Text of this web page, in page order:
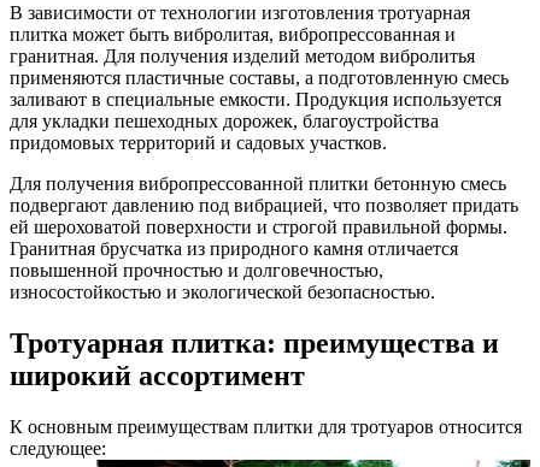
В зависимости от технологии изготовления тротуарная
плитка может быть вибролитая, вибропрессованная и
гранитная. Для получения изделий методом вибролитья
применяются пластичные составы, а подготовленную смесь
заливают в специальные емкости. Продукция используется
для укладки пешеходных дорожек, благоустройства
придомовых территорий и садовых участков.
Для получения вибропрессованной плитки бетонную смесь
подвергают давлению под вибрацией, что позволяет придать
ей шероховатой поверхности и строгой правильной формы.
Гранитная брусчатка из природного камня отличается
повышенной прочностью и долговечностью,
износостойкостью и экологической безопасностью.
Тротуарная плитка: преимущества и
широкий ассортимент
К основным преимуществам плитки для тротуаров относится
следующее: